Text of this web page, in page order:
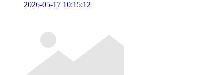
2026-05-17 10:15:12